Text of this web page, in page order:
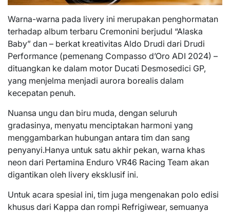
Warna-warna pada livery ini merupakan penghormatan
terhadap album terbaru Cremonini berjudul “Alaska
Baby” dan – berkat kreativitas Aldo Drudi dari Drudi
Performance (pemenang Compasso d’Oro ADI 2024) –
dituangkan ke dalam motor Ducati Desmosedici GP,
yang menjelma menjadi aurora borealis dalam
kecepatan penuh.
Nuansa ungu dan biru muda, dengan seluruh
gradasinya, menyatu menciptakan harmoni yang
menggambarkan hubungan antara tim dan sang
penyanyi.Hanya untuk satu akhir pekan, warna khas
neon dari Pertamina Enduro VR46 Racing Team akan
digantikan oleh livery eksklusif ini.
Untuk acara spesial ini, tim juga mengenakan polo edisi
khusus dari Kappa dan rompi Refrigiwear, semuanya